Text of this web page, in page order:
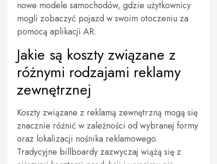
nowe modele samochodów, gdzie użytkownicy
mogli zobaczyć pojazd w swoim otoczeniu za
pomocą aplikacji AR.
Jakie są koszty związane z
różnymi rodzajami reklamy
zewnętrznej
Koszty związane z reklamą zewnętrzną mogą się
znacznie różnić w zależności od wybranej formy
oraz lokalizacji nośnika reklamowego.
Tradycyjne billboardy zazwyczaj wiążą się z